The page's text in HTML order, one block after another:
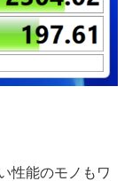
性能のモノもワ